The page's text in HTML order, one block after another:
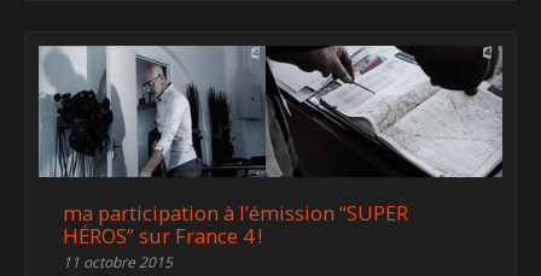
ma participation à l’émission “SUPER
HÉROS” sur France 4 !
11 octobre 2015